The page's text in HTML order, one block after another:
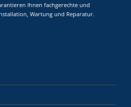
Ihnen fachgerechte und
Wartung und Reparatur.